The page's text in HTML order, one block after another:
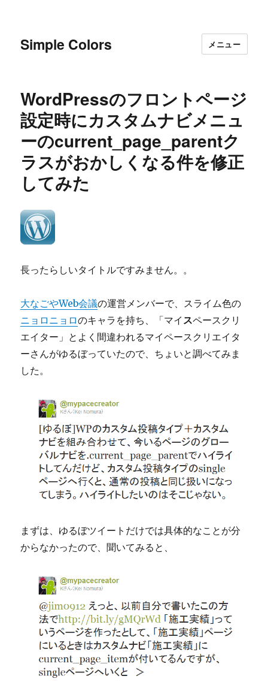
Simple Colors メニュー
WordPressのフロントページ
設定時にカスタムナビメニュ
ーのcurrent_page_parentク
ラスがおかしくなる件を修正
してみた
長ったらしいタイトルですみません。。
大なごやWeb会議の運営メンバーで、スライム色の
ニョロニョロのキャラを持ち、「マイ スペースクリ
エイター」とよく間違われるマイペースクリエイタ
ーさんがゆるぼっていたので、ちょいと調べてみま
した。
まずは、ゆるぼツイートだけでは具体的なことが分
からなかったので、聞いてみると、